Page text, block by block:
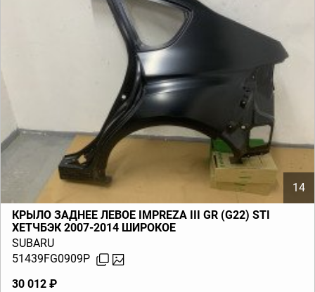
14
КРЫЛО ЗАДНЕЕ ЛЕВОЕ IMPREZA III GR (G22) STI
ХЕТЧБЭК 2007-2014 ШИРОКОЕ
SUBARU
51439FG0909P
30 012 ₽